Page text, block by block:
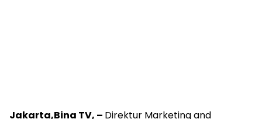
Jakarta,Bina TV, – Direktur Marketing and